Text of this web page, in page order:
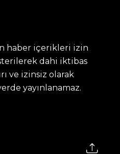
haber içerikleri izin
dahi iktibas
ve izinsiz olarak
yayınlanamaz.